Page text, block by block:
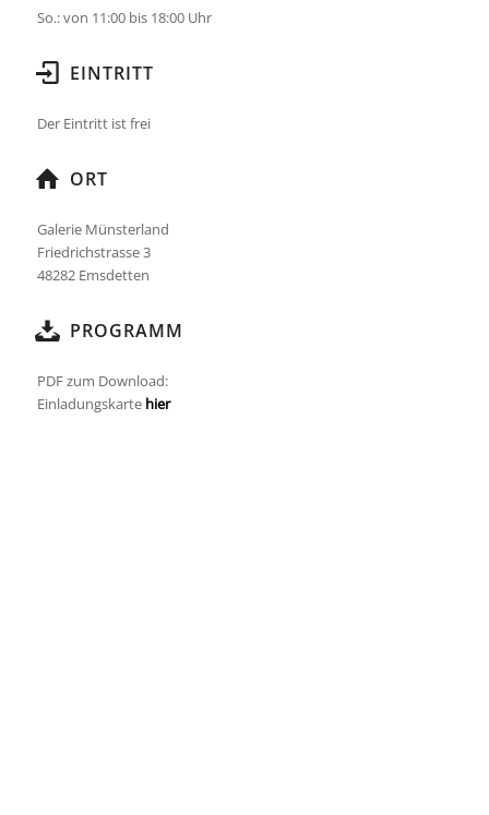
So.: von 11:00 bis 18:00 Uhr
EINTRITT
Der Eintritt ist frei
ORT
Galerie Münsterland
Friedrichstrasse 3
48282 Emsdetten
PROGRAMM
PDF zum Download:
Einladungskarte hier